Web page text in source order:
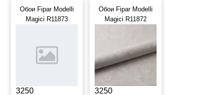
Обои Fipar Modelli
Magici R11873
3250
Обои Fipar Modelli
Magici R11872
3250